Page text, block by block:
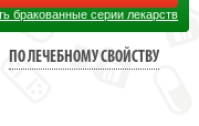
бракованные серии лекарств
ПО ЛЕЧЕБНОМУ СВОЙСТВУ